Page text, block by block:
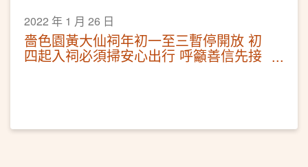
2022 年 1 月 26 日
嗇色園黃大仙祠年初一至三暫停開放 初
四起入祠必須掃安心出行 呼籲善信先接